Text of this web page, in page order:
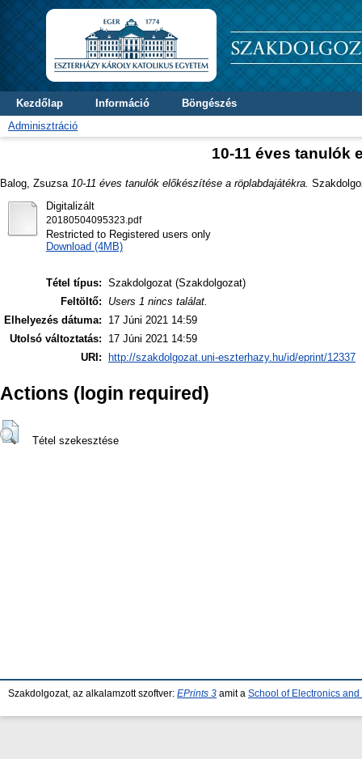
Kezdőlap Információ
Böngészés
Adminisztráció
10-11 éves tanulók
Balog, Zsuzsa 10-11 éves tanulók előkészítése a röplabdajátékra.
Digitalizált
20180504095323.pdf
Restricted to Registered users only
Download (4MB)
Tétel típus: Szakdolgozat (Szakdolgozat)
Feltöltő:
Users 1 nincs találat.
Elhelyezés dátuma:
17 Júni 2021 14:59
Utolsó változtatás:
17 Júni 2021 14:59
URI:
http://szakdolgozat.uni-eszterhazy.hu/id/eprint/12337
Actions (login required)
Tétel szekesztése
Szakdolgozat, az alkalamzott szoftver: EPrints 3 amit a School of Electronics